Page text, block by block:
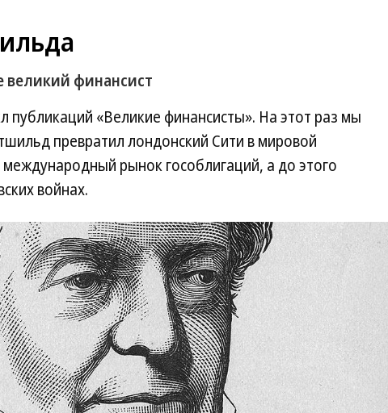
великий финансист
публикаций «Великие финансисты». На этот раз мы
превратил лондонский Сити в мировой
рынок гособлигаций, а до этого
войнах.